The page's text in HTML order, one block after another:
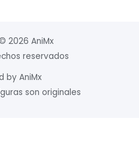
2026 AniMx
reservados
by AniMx
son originales